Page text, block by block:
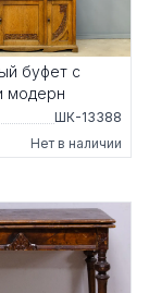
буфет с
модерн
ШК-13388
Нет в наличии